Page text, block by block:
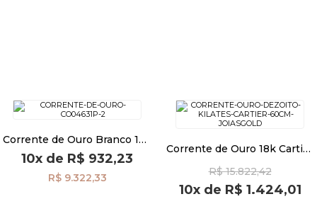
Corrente de Ouro Branco 18k
Groumet de 2,4mm com
60cm co04631
10x de R$ 932,23
R$ 9.322,33
Corrente de Ouro 18k Cartier
co04629
R$ 15.822,42
10xde R$ 1.424,01